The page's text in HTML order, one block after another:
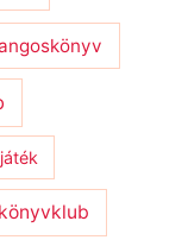
játék
könyvklub